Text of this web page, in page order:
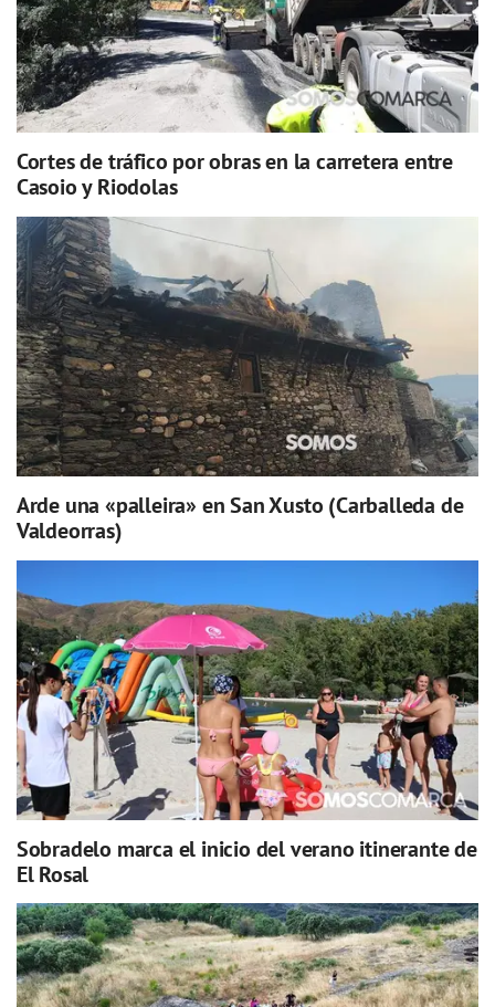
Cortes de tráfico por obras en la carretera entre
Casoio y Riodolas
Arde una «palleira» en San Xusto (Carballeda de
Valdeorras)
Sobradelo marca el inicio del verano itinerante de
El Rosal